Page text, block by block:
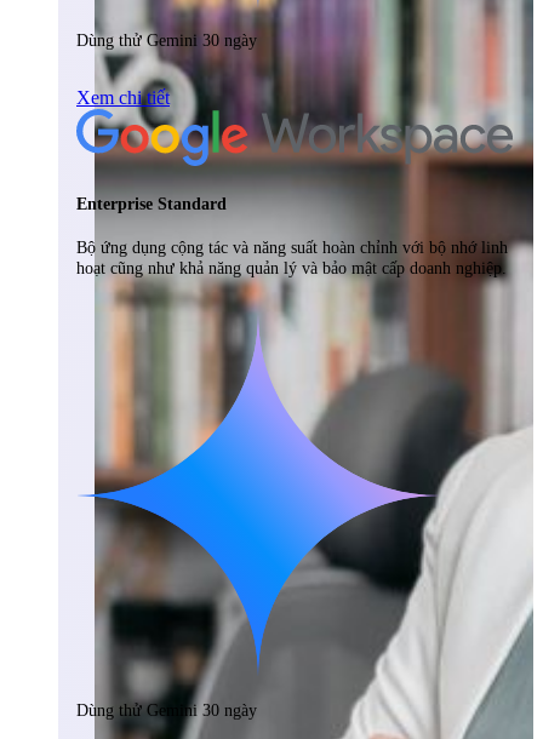
Dùng thử Gemini 30 ngày
Xem chi tiết
Enterprise Standard
Bộ ứng dụng cộng tác và năng suất hoàn chỉnh với bộ nhớ linh
hoạt cũng như khả năng quản lý và bảo mật cấp doanh nghiệp.
Dùng thử Gemini 30 ngày